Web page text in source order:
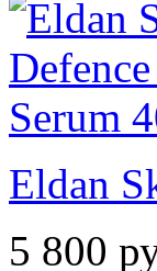
Eldan
5 800